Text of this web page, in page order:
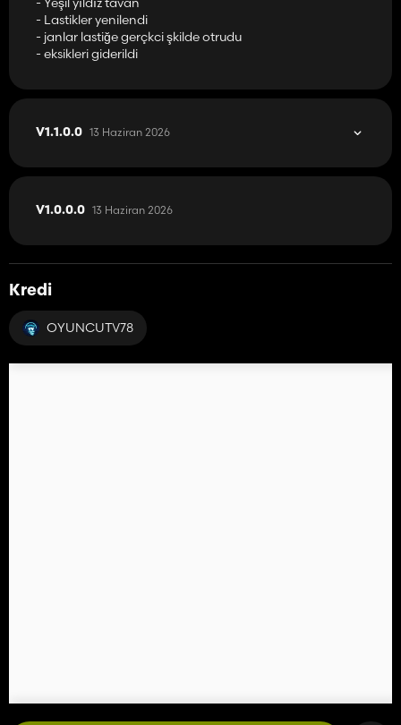
- Lastikler yenilendi
- janlar lastiğe gerçkci şkilde otrudu
- eksikleri giderildi
V1.1.0.0 13 Haziran 2026
V1.0.0.0 13 Haziran 2026
Kredi
OYUNCUTV78